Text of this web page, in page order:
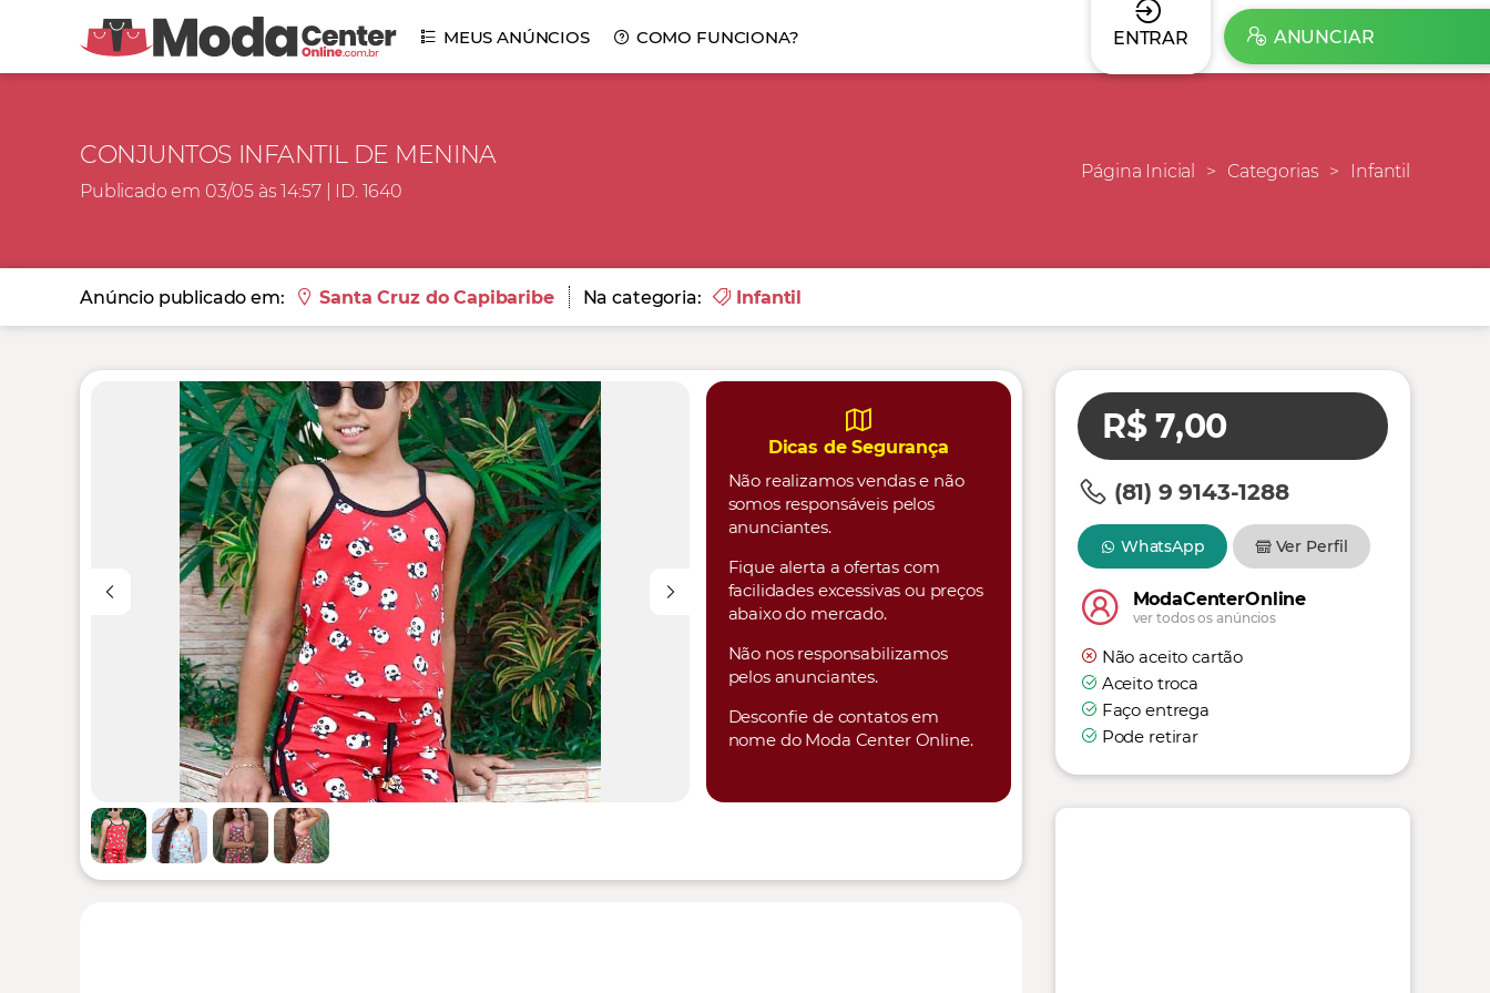
MEUS ANÚNCIOS COMO FUNCIONA? ENTRAR ANUNCIAR
CONJUNTOS INFANTIL DE MENINA
Publicado em 03/05 às 14:57 | ID. 1640
Página Inicial Categorias Infantil
Anúncio publicado em: Santa Cruz do Capibaribe Na categoria: Infantil
Dicas de Segurança
Não realizamos vendas e não
somos responsáveis pelos
anunciantes.
Fique alerta a ofertas com
facilidades excessivas ou preços
abaixo do mercado.
Não nos responsabilizamos
pelos anunciantes.
Desconfie de contatos em
nome do Moda Center Online.
R$ 7,00
(81) 9 9143-1288
WhatsApp Ver Perfil
ModaCenterOnline
ver todos os anúncios
Não aceito cartão
Aceito troca
Faço entrega
Pode retirar